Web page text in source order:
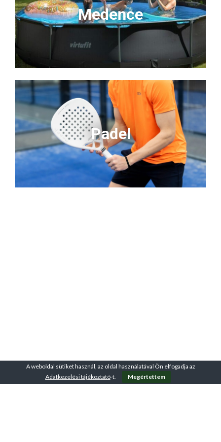
Medence
Padel
A weboldal sütiket használ, az oldal használatával Ön elfogadja az
Adatkezelési tájékoztató-t. Megértettem